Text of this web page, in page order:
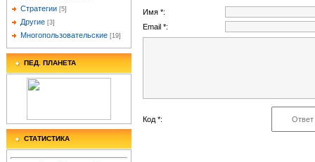
Стратегии [5]
Другие [3]
Многопользовательские [19]
ПЕД. ПЛАНЕТА
СТАТИСТИКА
Имя *:
Email *:
Код *: